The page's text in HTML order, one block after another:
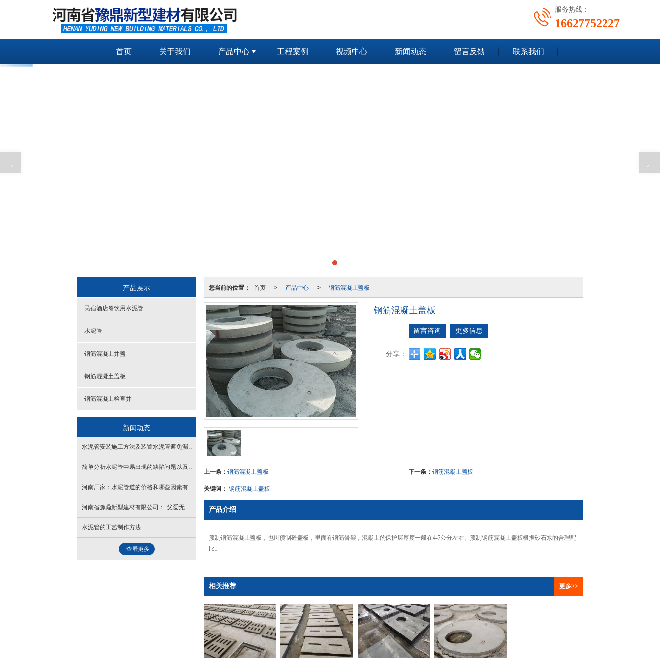
服务热线：
16627752227
首页 关于我们 产品中心 工程案例 视频中心 新闻动态 留言反馈 联系我们
您当前的位置： 首页 > 产品中心 > 钢筋混凝土盖板
钢筋混凝土盖板
留言咨询 更多信息
分享：
上一条： 钢筋混凝土盖板 下一条： 钢筋混凝土盖板
关键词： 钢筋混凝土盖板
产品介绍
预制钢筋混凝土盖板，也叫预制砼盖板，里面有钢筋骨架，混凝土的保护层厚度一般在4-7公分左右。预制钢筋混凝土盖板根据砂石水的合理配
比。
相关推荐 更多>>
产品展示
民宿酒店餐饮用水泥管
水泥管
钢筋混凝土井盖
钢筋混凝土盖板
钢筋混凝土检查井
新闻动态
水泥管安装施工方法及装置水泥管避免漏水方法
简单分析水泥管中易出现的缺陷问题以及应对措施
河南厂家：水泥管道的价格和哪些因素有关？
河南省豫鼎新型建材有限公司：“父爱无言，细水长流”
水泥管的工艺制作方法
查看更多